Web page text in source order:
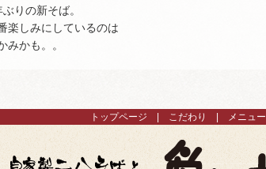
ぶりの新そば。
楽しみにしているのは
みかも。。
トップページ こだわり メニュー